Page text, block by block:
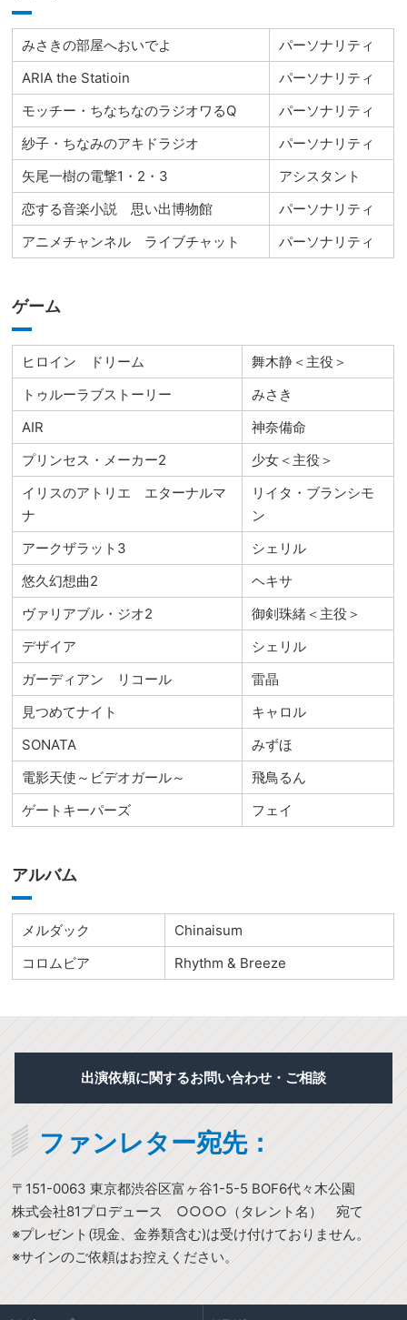
みさきの部屋へおいでよ
パーソナリティ
ARIA the Statioin
パーソナリティ
モッチー・ちなちなのラジオワるQ
パーソナリティ
紗子・ちなみのアキドラジオ
パーソナリティ
矢尾一樹の電撃1・2・3
アシスタント
恋する音楽小説 思い出博物館
パーソナリティ
アニメチャンネル ライブチャット
パーソナリティ
ゲーム
ヒロイン ドリーム
舞木静＜主役＞
トゥルーラブストーリー
みさき
AIR
神奈備命
プリンセス・メーカー2
少女＜主役＞
イリスのアトリエ エターナルマ
ナ
リイタ・ブランシモ
ン
アークザラット3
シェリル
悠久幻想曲2
ヘキサ
ヴァリアブル・ジオ2
御剣珠緒＜主役＞
デザイア
シェリル
ガーディアン リコール
雷晶
見つめてナイト
キャロル
SONATA
みずほ
電影天使～ビデオガール～
飛鳥るん
ゲートキーパーズ
フェイ
アルバム
メルダック
Chinaisum
コロムビア
Rhythm & Breeze
出演依頼に関するお問い合わせ・ご相談
ファンレター宛先：
〒151-0063 東京都渋谷区富ヶ谷1-5-5 BOF6代々木公園
株式会社81プロデュース ○○○○（タレント名） 宛て
※プレゼント(現金、金券類含む)は受け付けておりません。
※サインのご依頼はお控えください。